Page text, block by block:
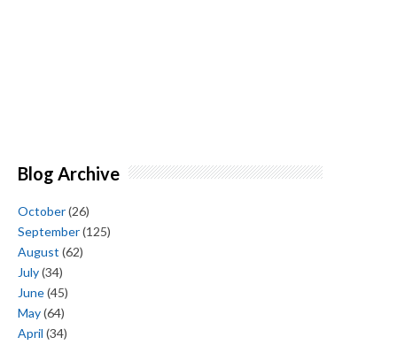
Blog Archive
October(26)
September(125)
August (62)
July(34)
June(45)
May(64)
April (34)